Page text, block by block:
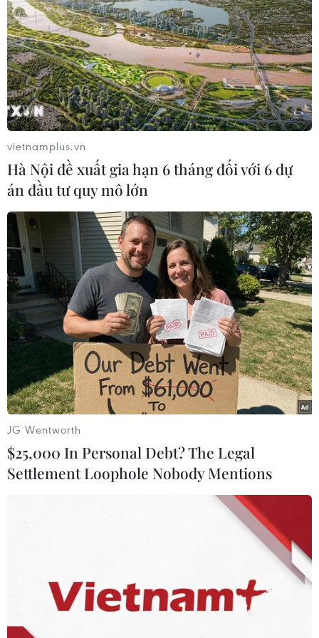
TIN LIÊN QUAN
Vì sao Mỹ chưa thể thu hẹp khoảng cách
về thương mại với Trung Quốc?
21/02/2021 09:06
Các chuyên gia báo Độc lập của Nga giải thích nguyên
nhân thương mại giữa Mỹ và Trung Quốc vẫn gia tăng
bất chấp các cuộc chiến thuế quan.
Chuyên gia dự báo về đà phục hồi của nền
vietnamplus.vn
Hà Nội đề xuất gia hạn 6 tháng đối với 6 dự
án đầu tư quy mô lớn
JG Wentworth
$25,000 In Personal Debt? The Legal
Settlement Loophole Nobody Mentions